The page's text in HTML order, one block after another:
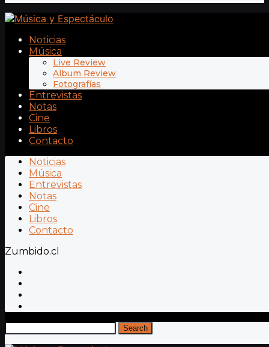
Noticias
Música
Live Review
Album Review
Fotografías
Entrevistas
Notas
Cine
Libros
Contacto
Noticias
Música
Entrevistas
Notas
Cine
Libros
Contacto
Zumbido.cl
Search